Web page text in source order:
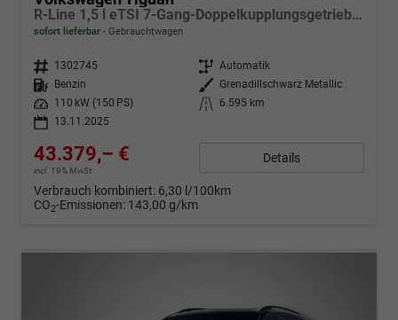
R-Line 1,5 l eTSI 7-Gang-Doppelkupplungsgetriebe DSG
sofort lieferbar Gebrauchtwagen
Fahrzeugnr. 1302745 Getriebe Automatik
Kraftstoff
Benzin Außenfarbe
Grenadillschwarz Metallic
Leistung
110 kW (150 PS) Kilometerstand
6.595 km
13.11.2025
43.379,– €
incl. 19% MwSt.
Details
Verbrauch kombiniert: 6,30 l/100km
CO2-Emissionen: 143,00 g/km